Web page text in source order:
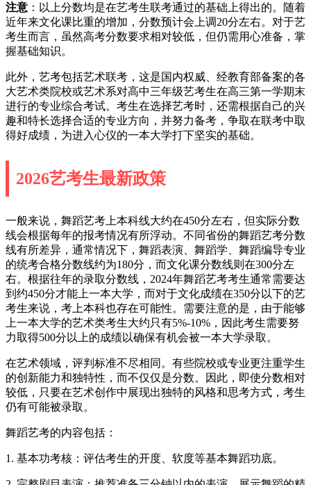
注意 ：以上分数均是在艺考生联考通过的基础上得出的。随着
近年来文化课比重的增加，分数预计会上调20分左右。对于艺
考生而言，虽然高考分数要求相对较低，但仍需用心准备，掌
握基础知识。
此外，艺考包括艺术联考，这是国内权威、经教育部备案的各
大艺术类院校或艺术系对高中三年级艺考生在高三第一学期末
进行的专业综合考试。考生在选择艺考时，还需根据自己的兴
趣和特长选择合适的专业方向，并努力备考，争取在联考中取
得好成绩，为进入心仪的一本大学打下坚实的基础。
2026艺考生最新政策
一般来说，舞蹈艺考上本科线大约在450分左右，但实际分数
线会根据每年的报考情况有所浮动。不同省份的舞蹈艺考分数
线有所差异，通常情况下，舞蹈表演、舞蹈学、舞蹈编导专业
的统考合格分数线约为180分，而文化课分数线则在300分左
右。根据往年的录取分数线，2024年舞蹈艺考考生通常需要达
到约450分才能上一本大学，而对于文化成绩在350分以下的艺
考生来说，考上本科也存在可能性。需要注意的是，由于能够
上一本大学的艺术类考生大约只有5%-10%，因此考生需要努
力取得500分以上的成绩以确保有机会被一本大学录取。
在艺术领域，评判标准不尽相同。有些院校或专业更注重学生
的创新能力和独特性，而不仅仅是分数。因此，即使分数相对
较低，只要在艺术创作中展现出独特的风格和思考方式，考生
仍有可能被录取。
舞蹈艺考的内容包括：
1. 基本功考核：评估考生的开度、软度等基本舞蹈功底。